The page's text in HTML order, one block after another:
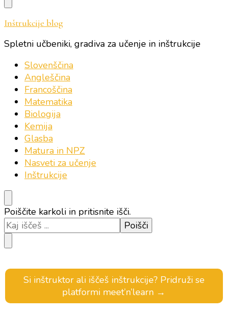
Inštrukcije blog
Spletni učbeniki, gradiva za učenje in inštrukcije
Slovenščina
Angleščina
Francoščina
Matematika
Biologija
Kemija
Glasba
Matura in NPZ
Nasveti za učenje
Inštrukcije
Iščeš
kaj?
Poiščite karkoli in pritisnite išči.
Si inštruktor ali iščeš inštrukcije? Pridruži se
platformi meet’n’learn →